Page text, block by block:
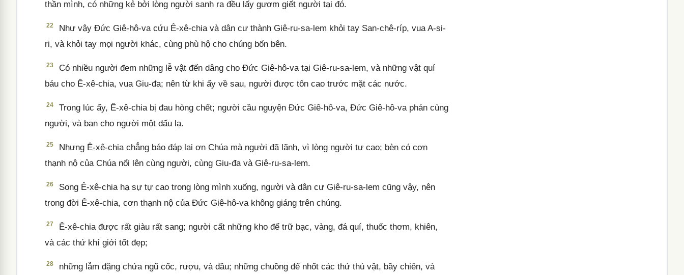
thần mình, có những kẻ bởi lòng người sanh ra đều lấy gươm giết người tại đó.
22
Như vậy Đức Giê-hô-va cứu Ê-xê-chia và dân cư thành Giê-ru-sa-lem khỏi tay San-chê-ríp, vua A-si-
ri, và khỏi tay mọi người khác, cùng phù hộ cho chúng bốn bên.
23
Có nhiều người đem những lễ vật đến dâng cho Đức Giê-hô-va tại Giê-ru-sa-lem, và những vật quí
báu cho Ê-xê-chia, vua Giu-đa; nên từ khi ấy về sau, người được tôn cao trước mặt các nước.
24
Trong lúc ấy, Ê-xê-chia bị đau hòng chết; người cầu nguyện Đức Giê-hô-va, Đức Giê-hô-va phán cùng
người, và ban cho người một dấu lạ.
25
Nhưng Ê-xê-chia chẳng báo đáp lại ơn Chúa mà người đã lãnh, vì lòng người tự cao; bèn có cơn
thạnh nộ của Chúa nổi lên cùng người, cùng Giu-đa và Giê-ru-sa-lem.
26
Song Ê-xê-chia hạ sự tự cao trong lòng mình xuống, người và dân cư Giê-ru-sa-lem cũng vậy, nên
trong đời Ê-xê-chia, cơn thạnh nộ của Đức Giê-hô-va không giáng trên chúng.
27
Ê-xê-chia được rất giàu rất sang; người cất những kho để trữ bạc, vàng, đá quí, thuốc thơm, khiên,
và các thứ khí giới tốt đẹp;
28
những lẫm đặng chứa ngũ cốc, rượu, và dầu; những chuồng để nhốt các thứ thú vật, bầy chiên, và